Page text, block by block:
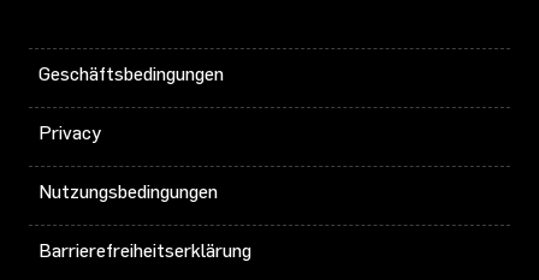
Geschäftsbedingungen
Privacy
Nutzungsbedingungen
Barrierefreiheitserklärung